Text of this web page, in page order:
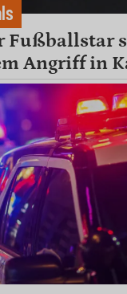
Fußballstar
Angriff in